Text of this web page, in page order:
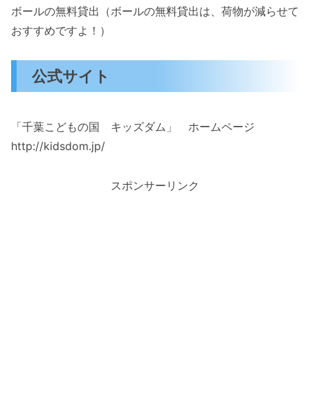
ボールの無料貸出（ボールの無料貸出は、荷物が減らせて
おすすめですよ！）
公式サイト
「千葉こどもの国 キッズダム」 ホームページ
http://kidsdom.jp/
スポンサーリンク